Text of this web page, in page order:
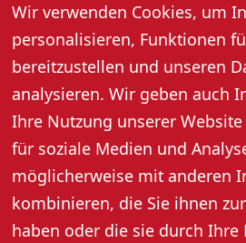
Wir verwenden Cookies, um
personalisieren, Funktionen
bereitzustellen und unseren
analysieren. Wir geben auch
Ihre Nutzung unserer
für soziale Medien und
möglicherweise mit anderen
kombinieren, die Sie ihnen
haben oder die sie durch Ihre
Weine im Sommergarten direkt
gutem Wetter draußen,
Strausswirtschaft.
Weitere